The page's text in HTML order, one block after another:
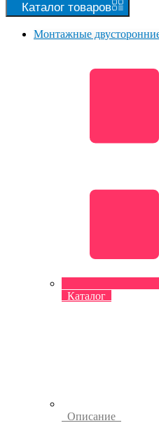
Каталог товаров
Монтажные
Каталог
Описание